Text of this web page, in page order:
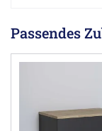
hält über Jahre
Mit Blum TIP-
sowie sanftes
BLUMOTION-
Die
oriongrau als
Passendes